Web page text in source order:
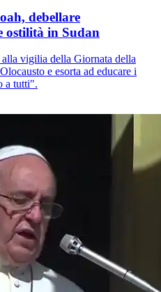
debellare
ostilità in Sudan
vigilia della Giornata della
e esorta ad educare i
a tutti".